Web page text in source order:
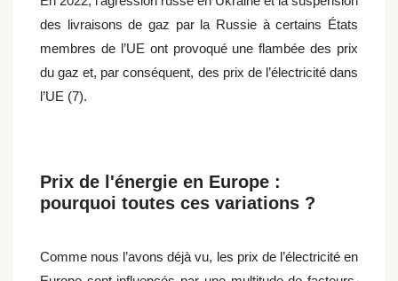
des livraisons de gaz par la Russie à certains États
membres de l’UE ont provoqué une flambée des prix
du gaz et, par conséquent, des prix de l’électricité dans
l’UE (7).
Prix de l'énergie en Europe :
pourquoi toutes ces variations ?
Comme nous l’avons déjà vu, les prix de l’électricité en